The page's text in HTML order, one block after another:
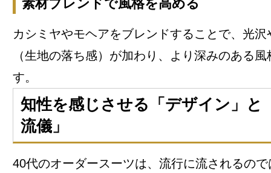
素材ブレンドで風格を高める
カシミヤやモヘアをブレンドすることで、光
（生地の落ち感）が加わり、より深みのある
す。
知性を感じさせる「デザイン」と
流儀」
40代のオーダースーツは、流行に流されるの